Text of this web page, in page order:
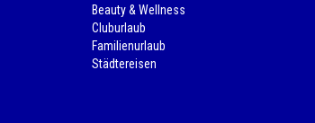
Beauty & Wellness
Cluburlaub
Familienurlaub
Städtereisen